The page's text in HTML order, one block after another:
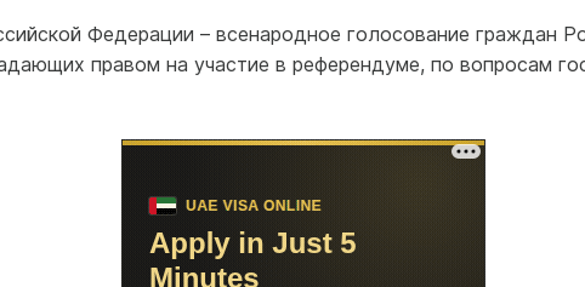
Федерации – всенародное голосование граждан
правом на участие в референдуме, по вопросам